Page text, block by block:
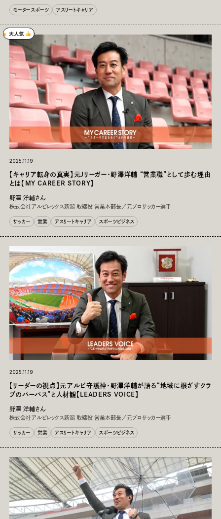
TOP マガジン
連載 動画
モータースポーツ アスリートキャリア
2025.11.19
【キャリア転身の真実】元Jリーガー・野澤洋輔 “営業職”として歩む理由
とは【MY CAREER STORY】
野澤 洋輔さん
株式会社アルビレックス新潟 取締役 営業本部長／元プロサッカー選手
サッカー 営業 アスリートキャリア スポーツビジネス
2025.11.19
【リーダーの視点】元アルビ守護神・野澤洋輔が語る“地域に根ざすクラ
ブのパーパス”と人材観【LEADERS VOICE】
野澤 洋輔さん
株式会社アルビレックス新潟 取締役 営業本部長／元プロサッカー選手
サッカー 営業 アスリートキャリア スポーツビジネス